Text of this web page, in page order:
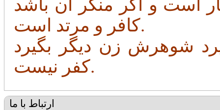
است و اگر منکر آن باشد
کافر و مرتد است.
شوهرش زن دیگر بگیرد
کفر نیست.
ارتباط با ما